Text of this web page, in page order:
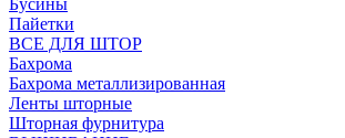
Бусины
Пайетки
ВСЕ ДЛЯ ШТОР
Бахрома
Бахрома металлизированная
Ленты шторные
Шторная фурнитура